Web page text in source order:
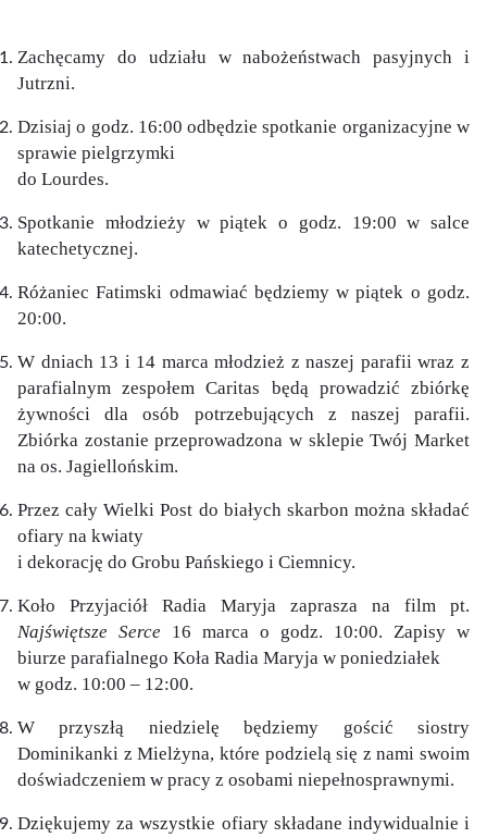
Zachęcamy do udziału w nabożeństwach pasyjnych i
Jutrzni.
Dzisiaj o godz. 16:00 odbędzie spotkanie organizacyjne w
sprawie pielgrzymki
do Lourdes.
Spotkanie młodzieży w piątek o godz. 19:00 w salce
katechetycznej.
Różaniec Fatimski odmawiać będziemy w piątek o godz.
20:00.
W dniach 13 i 14 marca młodzież z naszej parafii wraz z
parafialnym zespołem Caritas będą prowadzić zbiórkę
żywności dla osób potrzebujących z naszej parafii.
Zbiórka zostanie przeprowadzona w sklepie Twój Market
na os. Jagiellońskim.
Przez cały Wielki Post do białych skarbon można składać
ofiary na kwiaty
i dekorację do Grobu Pańskiego i Ciemnicy.
Koło Przyjaciół Radia Maryja zaprasza na film pt.
Najświętsze Serce 16 marca o godz. 10:00. Zapisy w
biurze parafialnego Koła Radia Maryja w poniedziałek
w godz. 10:00 – 12:00.
W przyszłą niedzielę będziemy gościć siostry
Dominikanki z Mielżyna, które podzielą się z nami swoim
doświadczeniem w pracy z osobami niepełnosprawnymi.
Dziękujemy za wszystkie ofiary składane indywidualnie i